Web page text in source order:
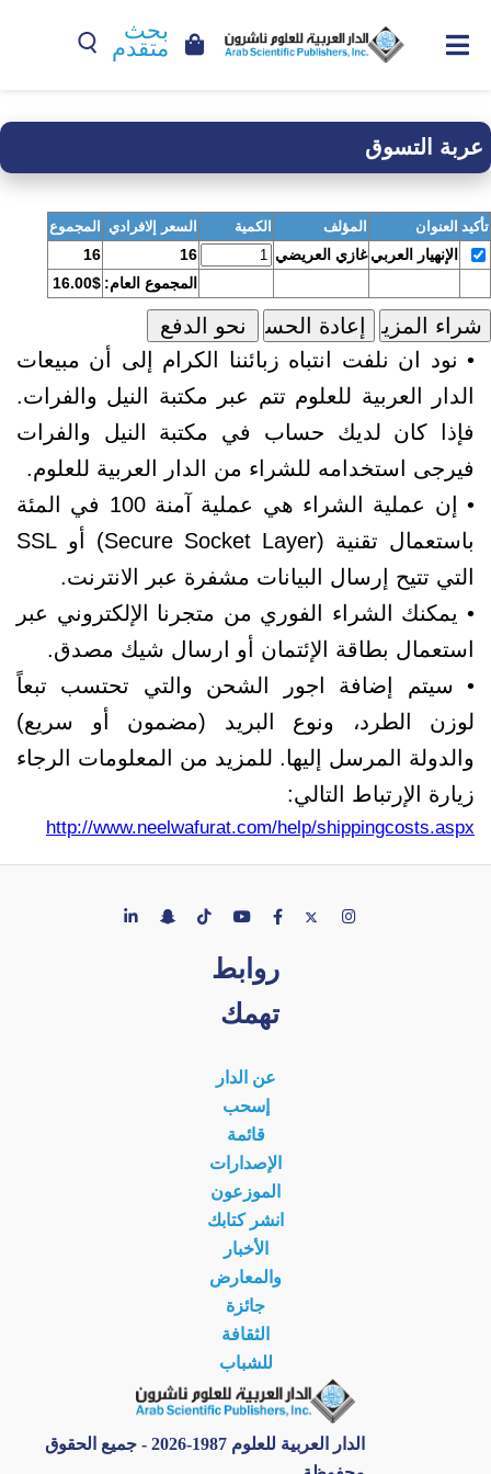
بحث
متقدم
عربة التسوق
تأكيد العنوان المؤلف الكمية السعر إلافرادي المجموع
الإنهيار العربي غازي العريضي 16
16
المجموع العام: 16.00$
• نود ان نلفت انتباه زبائننا الكرام إلى أن مبيعات
الدار العربية للعلوم تتم عبر مكتبة النيل والفرات.
فإذا كان لديك حساب في مكتبة النيل والفرات
فيرجى استخدامه للشراء من الدار العربية للعلوم.
• إن عملية الشراء هي عملية آمنة 100 في المئة
باستعمال تقنية (Secure Socket Layer) أو SSL
التي تتيح إرسال البيانات مشفرة عبر الانترنت.
• يمكنك الشراء الفوري من متجرنا الإلكتروني عبر
استعمال بطاقة الإئتمان أو ارسال شيك مصدق.
• سيتم إضافة اجور الشحن والتي تحتسب تبعاً
لوزن الطرد، ونوع البريد (مضمون أو سريع)
والدولة المرسل إليها. للمزيد من المعلومات الرجاء
زيارة الإرتباط التالي:
http://www.neelwafurat.com/help/shippingcosts.aspx
روابط
تهمك
عن الدار
إسحب
قائمة
الإصدارات
الموزعون
انشر كتابك
الأخبار
والمعارض
جائزة
الثقافة
للشباب
الدار العربية للعلوم 1987-2026 - جميع الحقوق